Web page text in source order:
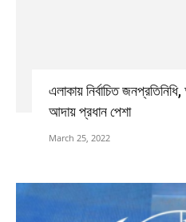
এলাকায় নির্বাচিত
আদায় প্রধান পেশা
March 25, 2022